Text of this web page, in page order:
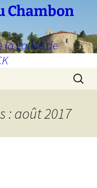
Chambon
la vallée de
: août 2017